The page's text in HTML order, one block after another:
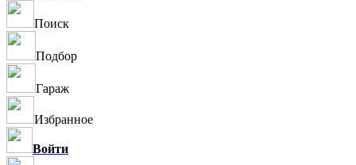
Поиск
Подбор
Гараж
Избранное
Войти